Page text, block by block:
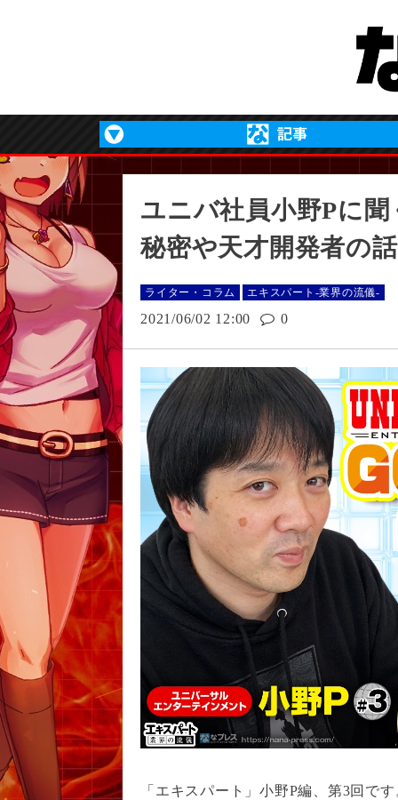
ユニバ社員小野Pに
秘密や天才開発者の
ライター・コラム エキスパート-業界の流儀-
2021/06/02 12:00 0
「エキスパート」小野P編、第3回です